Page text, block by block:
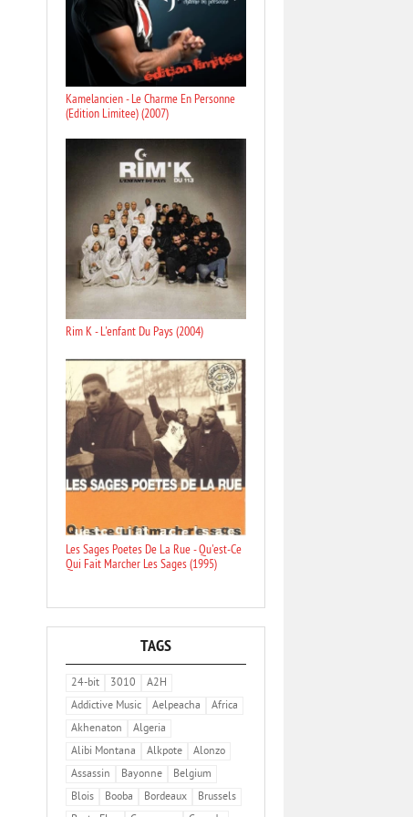
Kamelancien - Le Charme En Personne
(Edition Limitee) (2007)
Rim K - L'enfant Du Pays (2004)
Les Sages Poetes De La Rue - Qu'est-Ce
Qui Fait Marcher Les Sages (1995)
TAGS
24-bit 3010
A2H
Addictive Music
Aelpeacha
Africa
Akhenaton
Algeria
Alibi Montana
Alkpote
Alonzo
Assassin
Bayonne
Belgium
Blois
Booba Bordeaux
Brussels